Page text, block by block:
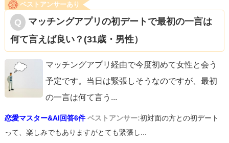
ベストアンサーあり
マッチングアプリの初デートで最初の一言は
何て言えば良い？(31歳・男性）
マッチングアプリ経由で今度初めて女性と会う
予定です。当日は緊張しそうなのですが、最初
の一言は何て言う ...
恋愛マスター&AI回答6件 ベストアンサー:初対面の方との初デート
って、楽しみでもありますがとても緊張し...